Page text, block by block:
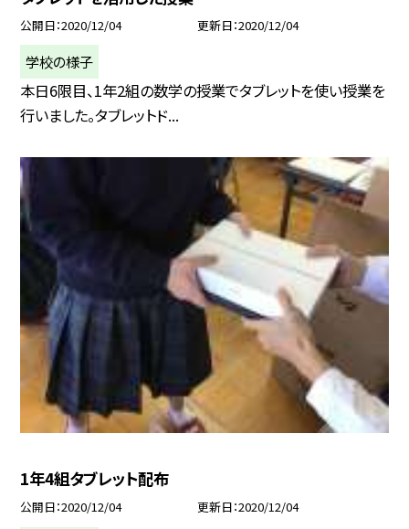
公開日 2020/12/04 更新日 2020/12/04
学校の様子
本日6限目、1年2組の数学の授業でタブレットを使い授業を
行いました。タブレットド...
1年4組タブレット配布
公開日 2020/12/04 更新日 2020/12/04